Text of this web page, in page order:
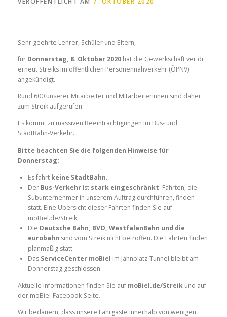
Sehr geehrte Lehrer, Schüler und Eltern,
für Donnerstag, 8. Oktober 2020 hat die Gewerkschaft ver.di
erneut Streiks im öffentlichen Personennahverkehr (ÖPNV)
angekündigt.
Rund 600 unserer Mitarbeiter und Mitarbeiterinnen sind daher
zum Streik aufgerufen.
Es kommt zu massiven Beeinträchtigungen im Bus- und
StadtBahn-Verkehr.
Bitte beachten Sie die folgenden Hinweise für
Donnerstag:
Es fährt keine StadtBahn.
Der Bus-Verkehr ist stark eingeschränkt: Fahrten, die
Subunternehmer in unserem Auftrag durchführen, finden
statt. Eine Übersicht dieser Fahrten finden Sie auf
moBiel.de/Streik.
Die Deutsche Bahn, BVO, WestfalenBahn und die
eurobahn sind vom Streik nicht betroffen. Die Fahrten finden
planmäßig statt.
Das ServiceCenter moBiel im Jahnplatz-Tunnel bleibt am
Donnerstag geschlossen.
Aktuelle Informationen finden Sie auf moBiel.de/Streik und auf
der moBiel-Facebook-Seite.
Wir bedauern, dass unsere Fahrgäste innerhalb von wenigen